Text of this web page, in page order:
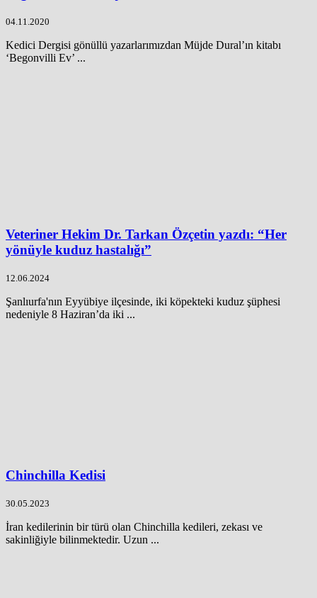
04.11.2020
Kedici Dergisi gönüllü yazarlarımızdan Müjde Dural’ın kitabı
‘Begonvilli Ev’ ...
Veteriner Hekim Dr. Tarkan Özçetin yazdı: “Her
yönüyle kuduz hastalığı”
12.06.2024
Şanlıurfa'nın Eyyübiye ilçesinde, iki köpekteki kuduz şüphesi
nedeniyle 8 Haziran’da iki ...
Chinchilla Kedisi
30.05.2023
İran kedilerinin bir türü olan Chinchilla kedileri, zekası ve
sakinliğiyle bilinmektedir. Uzun ...